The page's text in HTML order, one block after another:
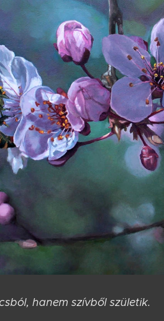
hanem szívből születik.